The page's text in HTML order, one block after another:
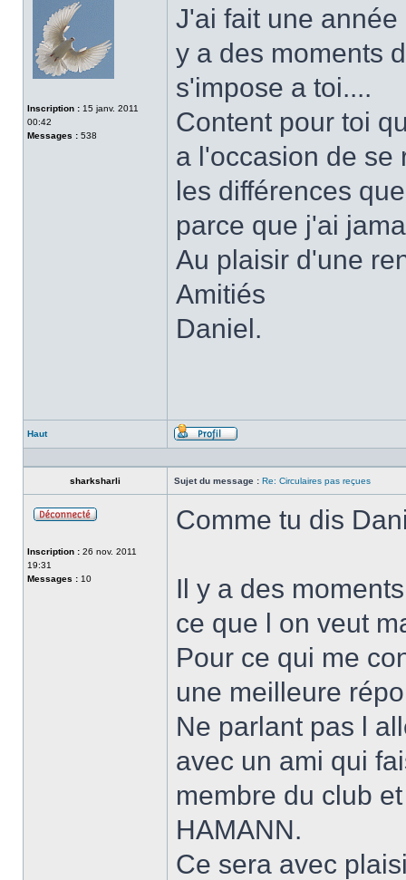
Inscription : 15 janv. 2011
00:42
Messages : 538
J'ai fait une
y a des moments
s'impose a toi....
Content pour toi
a l'occasion de se
les différences
parce que j'ai
Au plaisir d'une
Amitiés
Daniel.
Haut
Profil
sharksharli Sujet du message : Re: Circulaires pas reçues
Inscription : 26 nov. 2011
19:31
Messages : 10
Comme tu dis
Il y a des
ce que l on veut
Pour ce qui me
une meilleure
Ne parlant pas l
avec un ami qui
membre du club
HAMANN.
Ce sera avec